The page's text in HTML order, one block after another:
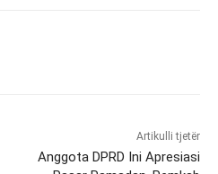
Artikulli tjetër
Anggota DPRD Ini Apresiasi